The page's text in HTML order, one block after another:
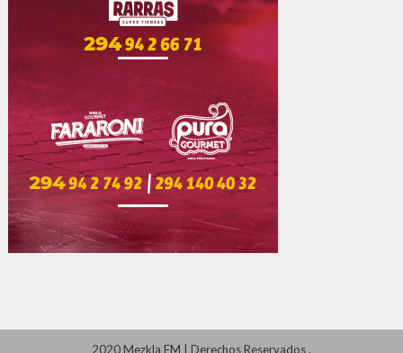
2020 Mezkla FM Derechos Reservados.